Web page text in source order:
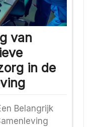
van
in de
Belangrijk